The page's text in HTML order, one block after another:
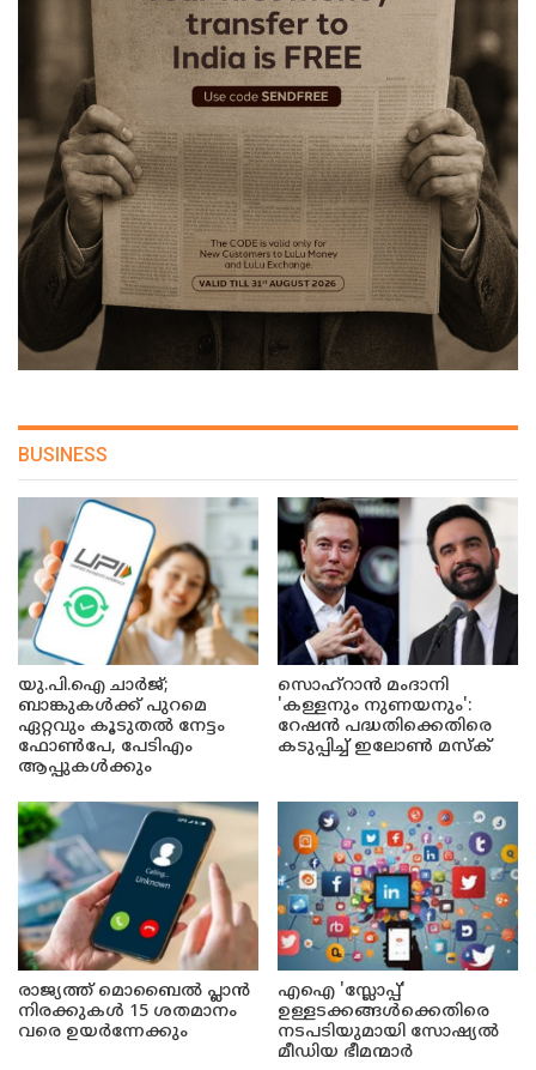
BUSINESS
യു.പി.ഐ ചാർജ്;
ബാങ്കുകൾക്ക് പുറമെ
ഏറ്റവും കൂടുതൽ നേട്ടം
ഫോൺപേ, പേടിഎം
ആപ്പുകൾക്കും
സൊഹ്റാൻ മംദാനി
'കള്ളനും നുണയനും':
റേഷൻ പദ്ധതിക്കെതിരെ
കടുപ്പിച്ച് ഇലോൺ മസ്ക്
രാജ്യത്ത് മൊബൈൽ പ്ലാൻ
നിരക്കുകൾ 15 ശതമാനം
വരെ ഉയർന്നേക്കും
എഐ 'സ്ലോപ്പ്'
ഉള്ളടക്കങ്ങൾക്കെതിരെ
നടപടിയുമായി സോഷ്യൽ
മീഡിയ ഭീമന്മാർ